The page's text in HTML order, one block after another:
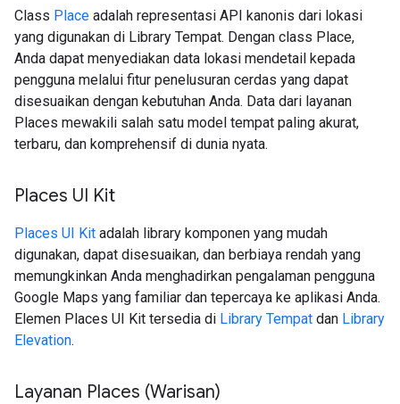
Class Place adalah representasi API kanonis dari lokasi
yang digunakan di Library Tempat. Dengan class Place,
Anda dapat menyediakan data lokasi mendetail kepada
pengguna melalui fitur penelusuran cerdas yang dapat
disesuaikan dengan kebutuhan Anda. Data dari layanan
Places mewakili salah satu model tempat paling akurat,
terbaru, dan komprehensif di dunia nyata.
Places UI Kit
Places UI Kit adalah library komponen yang mudah
digunakan, dapat disesuaikan, dan berbiaya rendah yang
memungkinkan Anda menghadirkan pengalaman pengguna
Google Maps yang familiar dan tepercaya ke aplikasi Anda.
Elemen Places UI Kit tersedia di Library Tempat dan Library
Elevation.
Layanan Places (Warisan)